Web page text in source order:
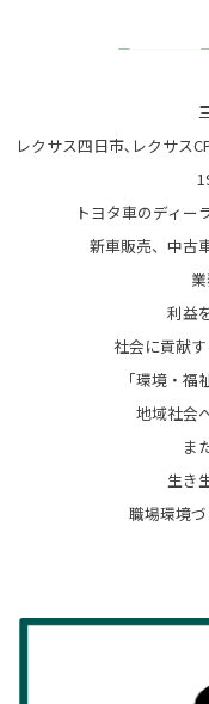
レクサス四日市､レクサス
トヨタ車のディー
新車販売、中古
利益
社会に貢献す
「環境・福
地域社会
ま
生き
職場環境づ